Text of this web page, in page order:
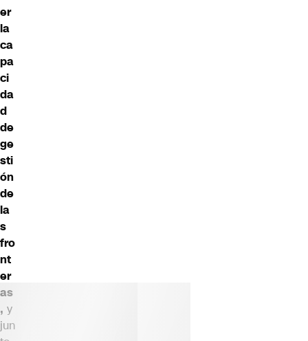
er
la
ca
pa
ci
da
d
de
ge
sti
ón
de
la
s
fro
nt
er
as
, y
jun